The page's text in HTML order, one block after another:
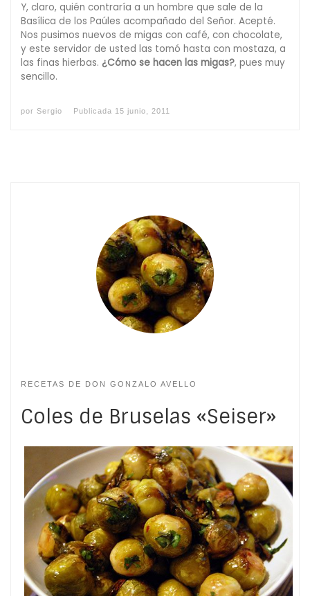
Y, claro, quién contraría a un hombre que sale de la
Basílica de los Paúles acompañado del Señor. Acepté.
Nos pusimos nuevos de migas con café, con chocolate,
y este servidor de usted las tomó hasta con mostaza, a
las finas hierbas. ¿Cómo se hacen las migas?, pues muy
sencillo.
por Sergio Publicada 15 junio, 2011
RECETAS DE DON GONZALO AVELLO
Coles de Bruselas «Seiser»